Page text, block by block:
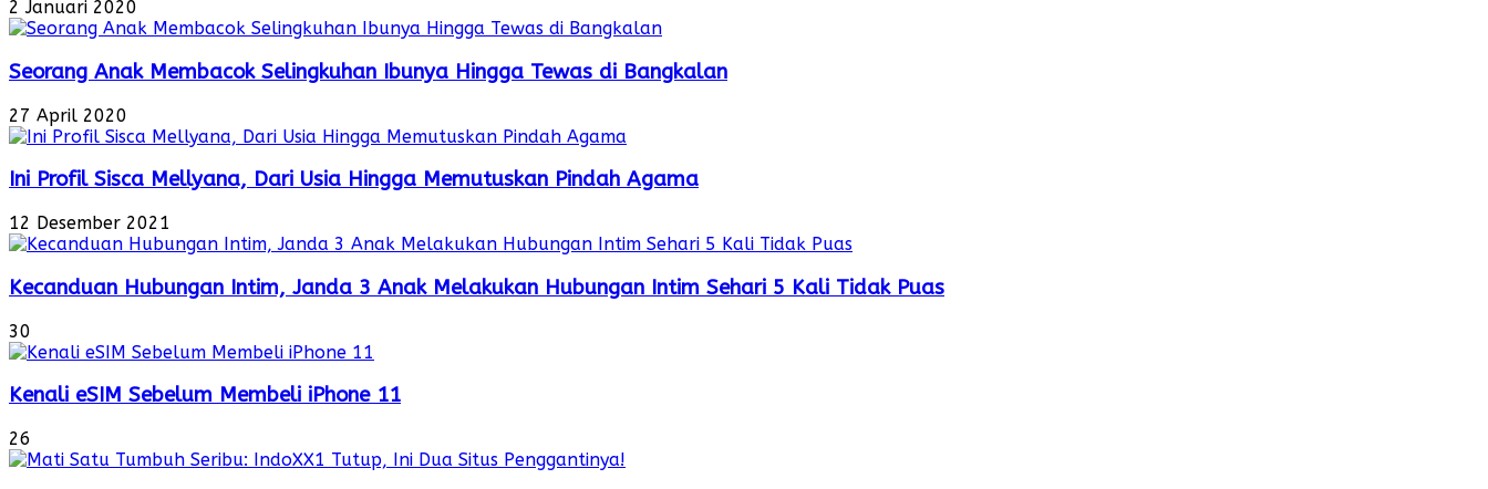
2 Januari 2020
Seorang Anak Membacok Selingkuhan Ibunya Hingga Tewas di Bangkalan
27 April 2020
Ini Profil Sisca Mellyana, Dari Usia Hingga Memutuskan Pindah Agama
12 Desember 2021
Kecanduan Hubungan Intim, Janda 3 Anak Melakukan Hubungan Intim Sehari 5 Kali Tidak Puas
30
Kenali eSIM Sebelum Membeli iPhone 11
26